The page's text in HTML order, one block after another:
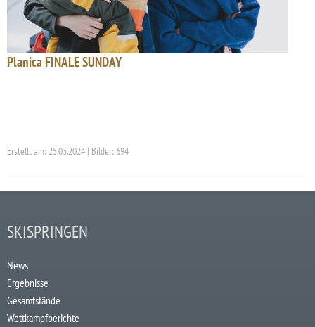
Planica FINALE SUNDAY
Erstellt am: 25.03.2024 | Bilder: 694
SKISPRINGEN
News
Ergebnisse
Gesamtstände
Wettkampfberichte